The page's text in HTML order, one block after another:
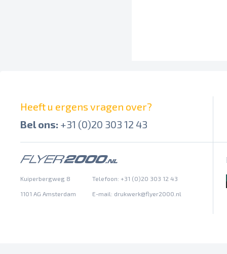
Heeft u ergens vragen over?
Bel ons: +31 (0)20 303 12 43
Kuiperbergweg 8 Telefoon: +31 (0)20 303 12 43
1101 AG Amsterdam E-mail: drukwerk@flyer2000.nl